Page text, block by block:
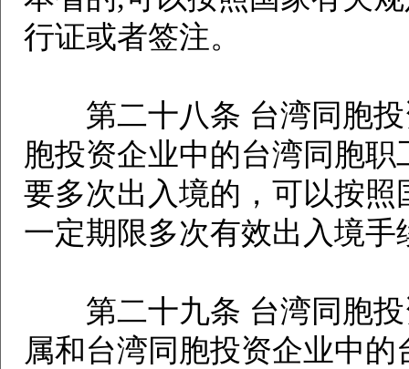
行证或者签注。
第二十八条 台湾同胞投
胞投资企业中的台湾同胞
要多次出入境的，可以按
一定期限多次有效出入境手
第二十九条 台湾同胞投
属和台湾同胞投资企业中